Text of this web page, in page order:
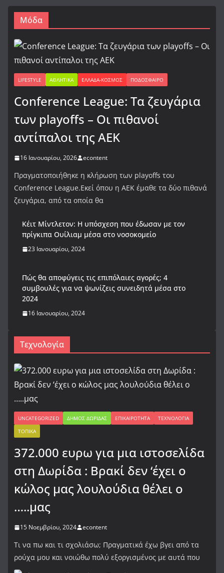
Μόδα
LIFESTYLE ΑΘΛΗΤΙΚΆ ΕΛΛΆΔΑ-ΚΌΣΜΟΣ ΠΟΔΌΣΦΑΙΡΟ
Conference League: Τα ζευγάρια
των playoffs – Οι πιθανοί
αντίπαλοι της ΑΕΚ
16 Ιανουαρίου, 2026 econtent
Πραγματοποιήθηκε η κλήρωση των playoffs του
Conference League.Εκεί όπου η ΑΕΚ έμαθε τα δύο πιθανά
ζευγάρια, από τα οποία θα
Κέιτ Μίντλετον: Η υπόσχεση που έδωσαν με τον
πρίγκιπα Ουίλιαμ μέσα στο νοσοκομείο
23 Ιανουαρίου, 2024
Πώς θα αποφύγεις τις επιπόλαιες αγορές; 4
συμβουλές για να ψωνίζεις συνειδητά μέσα στο
2024
16 Ιανουαρίου, 2024
Τεχνολογία
UNCATEGORIZED ΔΉΜΟΣ ΔΩΡΊΔΑΣ ΕΠΙΚΑΙΡΌΤΗΤΑ
ΤΕΧΝΟΛΟΓΊΑ
ΤΟΠΙΚΆ
372.000 ευρω για μια ιστοσελίδα
στη Δωρίδα : Βρακί δεν ‘έχει ο
κώλος μας λουλούδια θέλει ο
…..μας
15 Νοεμβρίου, 2024 econtent
Τι να πω και τι σχολιάσω; Πραγματικά έχω βγει από τα
ρούχα μου και νοιώθω πολύ εξοργισμένος με αυτά που